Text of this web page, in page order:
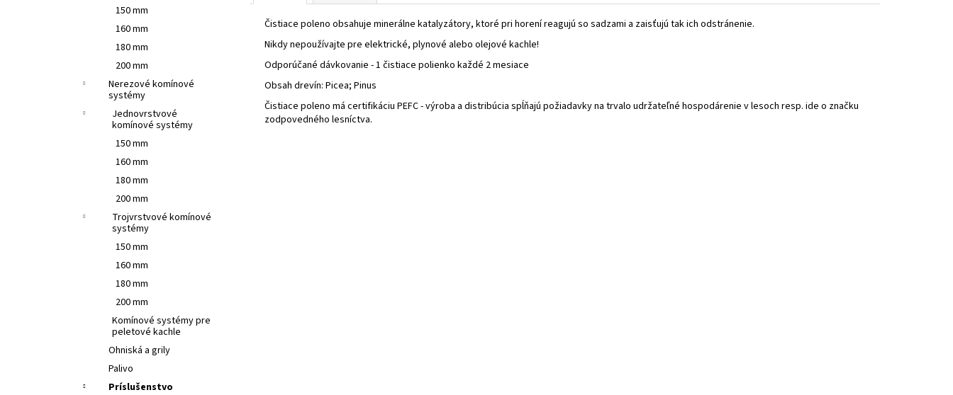
150 mm
160 mm
180 mm
200 mm
Nerezové komínové
systémy
Jednovrstvové
komínové systémy
150 mm
160 mm
180 mm
200 mm
Trojvrstvové komínové
systémy
150 mm
160 mm
180 mm
200 mm
Komínové systémy pre
peletové kachle
Ohniská a grily
Palivo
Príslušenstvo
Čistiace poleno obsahuje minerálne katalyzátory, ktoré pri horení reagujú so sadzami a zaisťujú tak ich odstránenie.
Nikdy nepoužívajte pre elektrické, plynové alebo olejové kachle!
Odporúčané dávkovanie - 1 čistiace polienko každé 2 mesiace
Obsah drevín: Picea; Pinus
Čistiace poleno má certifikáciu PEFC - výroba a distribúcia spĺňajú požiadavky na trvalo udržateľné hospodárenie v lesoch resp. ide o značku
zodpovedného lesníctva.